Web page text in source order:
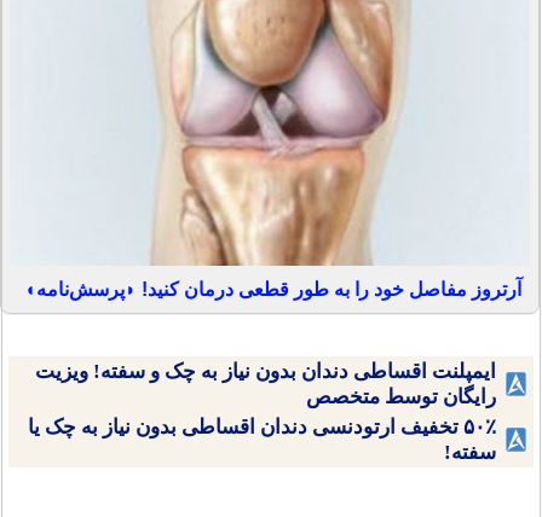
آرتروز مفاصل خود را به طور قطعی درمان کنید! ◗پرسش‌نامه◖
ایمپلنت اقساطی دندان بدون نیاز به چک و سفته! ویزیت
رایگان توسط متخصص
۵۰٪ تخفیف ارتودنسی دندان اقساطی بدون نیاز به چک یا
سفته!